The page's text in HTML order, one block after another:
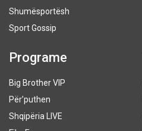
Shumësportësh
Sport Gossip
Programe
Big Brother VIP
Për’puthen
Shqipëria LIVE